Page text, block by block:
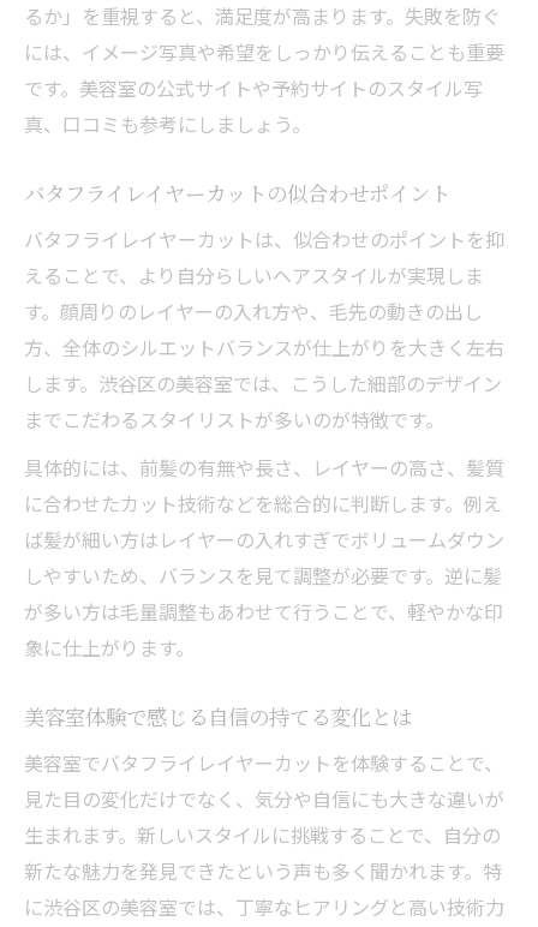
るか」を重視すると、満足度が高まります。失敗を防ぐ
には、イメージ写真や希望をしっかり伝えることも重要
です。美容室の公式サイトや予約サイトのスタイル写
真、口コミも参考にしましょう。
バタフライレイヤーカットの似合わせポイント
バタフライレイヤーカットは、似合わせのポイントを抑
えることで、より自分らしいヘアスタイルが実現しま
す。顔周りのレイヤーの入れ方や、毛先の動きの出し
方、全体のシルエットバランスが仕上がりを大きく左右
します。渋谷区の美容室では、こうした細部のデザイン
までこだわるスタイリストが多いのが特徴です。
具体的には、前髪の有無や長さ、レイヤーの高さ、髪質
に合わせたカット技術などを総合的に判断します。例え
ば髪が細い方はレイヤーの入れすぎでボリュームダウン
しやすいため、バランスを見て調整が必要です。逆に髪
が多い方は毛量調整もあわせて行うことで、軽やかな印
象に仕上がります。
美容室体験で感じる自信の持てる変化とは
美容室でバタフライレイヤーカットを体験することで、
見た目の変化だけでなく、気分や自信にも大きな違いが
生まれます。新しいスタイルに挑戦することで、自分の
新たな魅力を発見できたという声も多く聞かれます。特
に渋谷区の美容室では、丁寧なヒアリングと高い技術力